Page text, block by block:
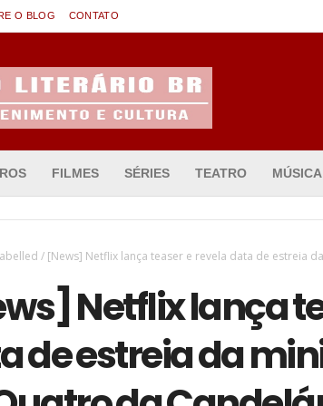
O BLOG CONTATO
FILMES SÉRIES TEATRO MÚSICA
/ [News] Netflix lança teaser e revela data de estreia
Netflix lança
de estreia da